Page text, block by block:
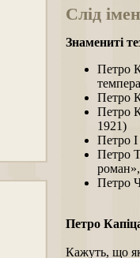
Слід
Знамениті
Петро
Петро
Петро
1921)
Петро I
Петро
роман»,
Петро
Петро
Кажуть, що